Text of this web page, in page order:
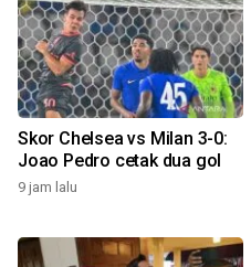
Skor Chelsea vs Milan 3-0:
Joao Pedro cetak dua gol
9 jam lalu